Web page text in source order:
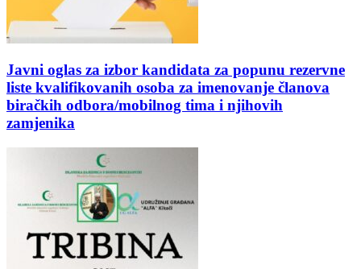
Javni oglas za izbor kandidata za popunu rezervne
liste kvalifikovanih osoba za imenovanje članova
biračkih odbora/mobilnog tima i njihovih
zamjenika